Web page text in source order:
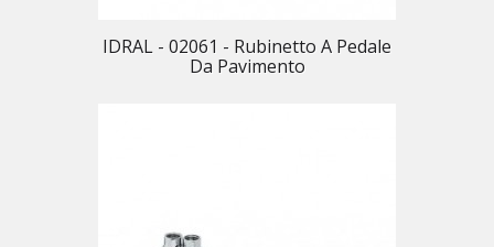
IDRAL - 02061 - Rubinetto A Pedale
Da Pavimento